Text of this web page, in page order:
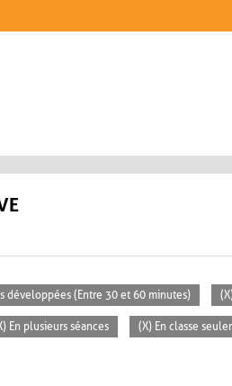
développées (Entre 30 et 60 minutes)
En plusieurs séances (X) En classe